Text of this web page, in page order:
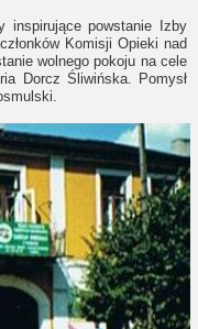
inspirujące powstanie Izby
Komisji Opieki nad
wolnego pokoju na cele
Dorcz Śliwińska. Pomysł